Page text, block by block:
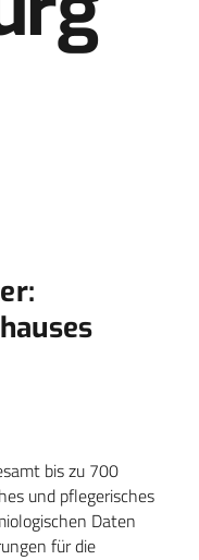
bis zu 700
und pflegerisches
Daten
für die